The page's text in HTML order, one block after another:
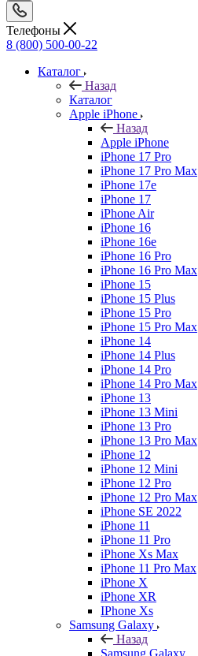
Телефоны
8 (800) 500-00-22
Каталог
Назад
Каталог
Apple iPhone
Назад
Apple iPhone
iPhone 17 Pro
iPhone 17 Pro Max
iPhone 17e
iPhone 17
iPhone Air
iPhone 16
iPhone 16e
iPhone 16 Pro
iPhone 16 Pro Max
iPhone 15
iPhone 15 Plus
iPhone 15 Pro
iPhone 15 Pro Max
iPhone 14
iPhone 14 Plus
iPhone 14 Pro
iPhone 14 Pro Max
iPhone 13
iPhone 13 Mini
iPhone 13 Pro
iPhone 13 Pro Max
iPhone 12
iPhone 12 Mini
iPhone 12 Pro
iPhone 12 Pro Max
iPhone SE 2022
iPhone 11
iPhone 11 Pro
iPhone Xs Max
iPhone 11 Pro Max
iPhone X
iPhone XR
IPhone Xs
Samsung Galaxy
Назад
Samsung Galaxy